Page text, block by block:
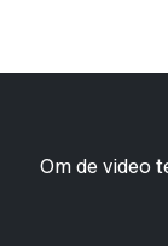
Om de video